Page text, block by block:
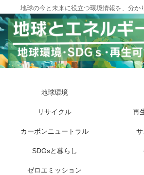
地球の今と未来に役立つ環境情報を、分か
地球環境
リサイクル 再
カーボンニュートラル
SDGsと暮らし
ゼロエミッション